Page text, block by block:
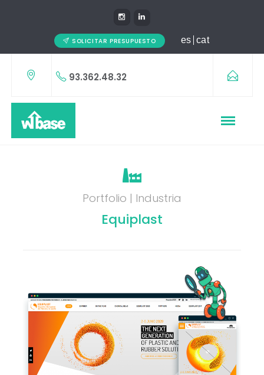
SOLICITAR PRESUPUESTO es cat
93.362.48.32
Portfolio | Industria
Equiplast